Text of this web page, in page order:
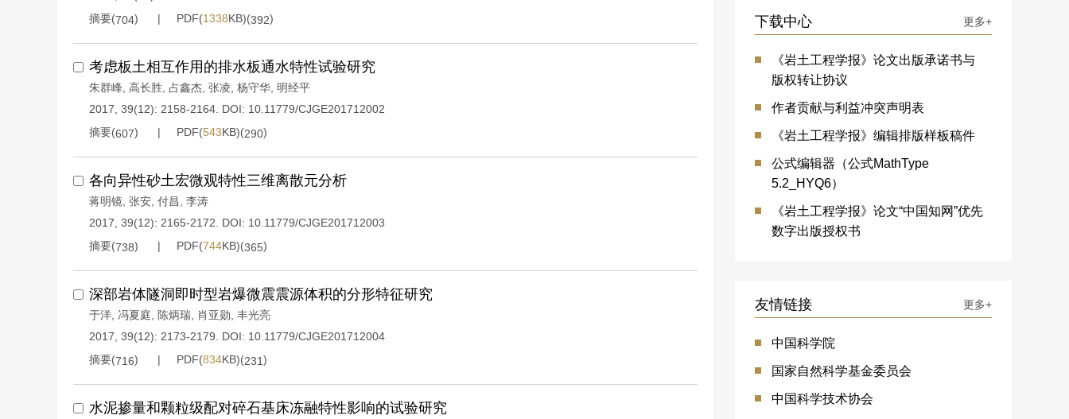
摘要(704) PDF(1338KB)(392)
考虑板土相互作用的排水板通水特性试验研究
朱群峰 高长胜 占鑫杰 张凌 杨守华 明经平
2017, 39(12): 2158-2164. DOI: 10.11779/CJGE201712002
摘要(607) PDF(543KB)(290)
各向异性砂土宏微观特性三维离散元分析
蒋明镜 张安 付昌
李涛
2017, 39(12): 2165-2172.
DOI: 10.11779/CJGE201712003
摘要(738) PDF(744KB)(365)
深部岩体隧洞即时型岩爆微震震源体积的分形特征研究
于洋 冯夏庭 陈炳瑞 肖亚勋 丰光亮
2017, 39(12): 2173-2179.
DOI: 10.11779/CJGE201712004
摘要(716) PDF(834KB)(231)
水泥掺量和颗粒级配对碎石基床冻融特性影响的试验研究
下载中心 更多+
《岩土工程学报》论文出版承诺书与
版权转让协议
作者贡献与利益冲突声明表
《岩土工程学报》编辑排版样板稿件
公式编辑器（公式MathType
5.2_HYQ6）
《岩土工程学报》论文“中国知网”优先
数字出版授权书
友情链接 更多+
中国科学院
国家自然科学基金委员会
中国科学技术协会